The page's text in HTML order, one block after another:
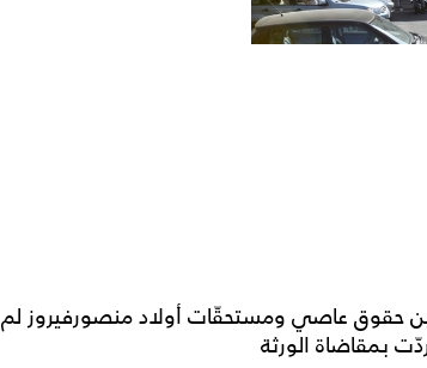
حقوق عاصي ومستحقّات أولاد منصورفيروز لم
بمقاضاة الورثة